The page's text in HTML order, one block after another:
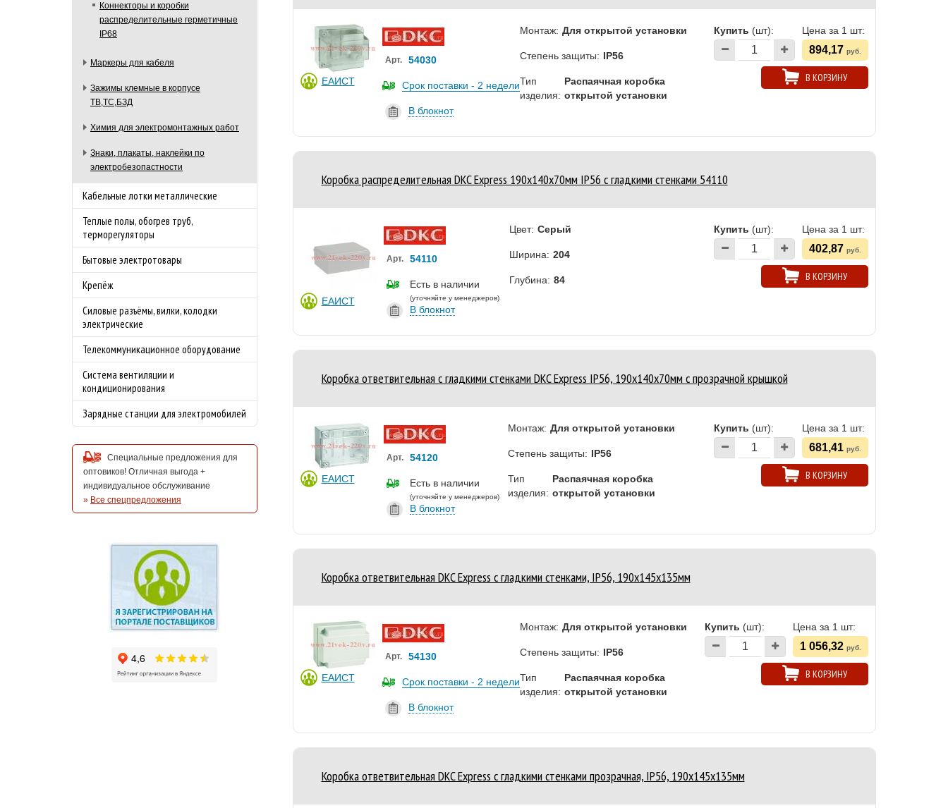
Коннекторы и коробки
распределительные герметичные
IP68
Маркеры для кабеля
Зажимы клемные в корпусе
ТВ,ТС,БЗД
Химия для электромонтажных работ
Знаки, плакаты, наклейки по
электробезопастности
Кабельные лотки металлические
Теплые полы, обогрев труб,
терморегуляторы
Бытовые электротовары
Крепёж
Силовые разъёмы, вилки, колодки
электрические
Телекоммуникационное оборудование
Система вентиляции и
кондиционирования
Зарядные станции для электромобилей
Специальные предложения для
оптовиков! Отличная выгода +
индивидуальное обслуживание
» Все спецпредложения
ЕАИСТ
Арт. 54030
Срок поставки - 2 недели
В блокнот
Монтаж: Для открытой установки
Степень защиты: IP56
Тип
изделия:
Распаячная коробка
открытой установки
Купить (шт): Цена за 1 шт:
894,17 руб.
В КОРЗИНУ
Коробка распределительная DKC Express 190х140х70мм IP56 с гладкими стенками 54110
ЕАИСТ
Арт. 54110
Есть в наличии
(уточняйте у менеджеров)
В блокнот
Цвет: Серый
Ширина: 204
Глубина: 84
Купить (шт): Цена за 1 шт:
402,87 руб.
В КОРЗИНУ
Коробка ответвительная с гладкими стенками DKC Express IP56, 190х140х70мм c прозрачной крышкой
ЕАИСТ
Арт. 54120
Есть в наличии
(уточняйте у менеджеров)
В блокнот
Монтаж: Для открытой установки
Степень защиты: IP56
Тип
изделия:
Распаячная коробка
открытой установки
Купить (шт): Цена за 1 шт:
681,41 руб.
В КОРЗИНУ
Коробка ответвительная DKC Express с гладкими стенками, IP56, 190х145х135мм
ЕАИСТ
Арт. 54130
Срок поставки - 2 недели
В блокнот
Монтаж: Для открытой установки
Степень защиты: IP56
Тип
изделия:
Распаячная коробка
открытой установки
Купить (шт): Цена за 1 шт:
1 056,32 руб.
В КОРЗИНУ
Коробка ответвительная DKC Express с гладкими стенками прозрачная, IP56, 190х145х135мм